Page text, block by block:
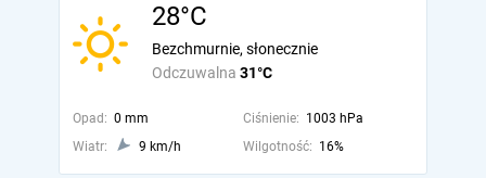
28°C
Odczuwalna 31°C
Bezchmurnie, słonecznie
Opad: 0 mm Ciśnienie: 1003 hPa
Wiatr:
9 km/h Wilgotność: 16%